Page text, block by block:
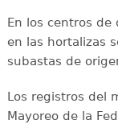
En los centros
en las hortalizas
subastas de
Los registros del
Mayoreo de la